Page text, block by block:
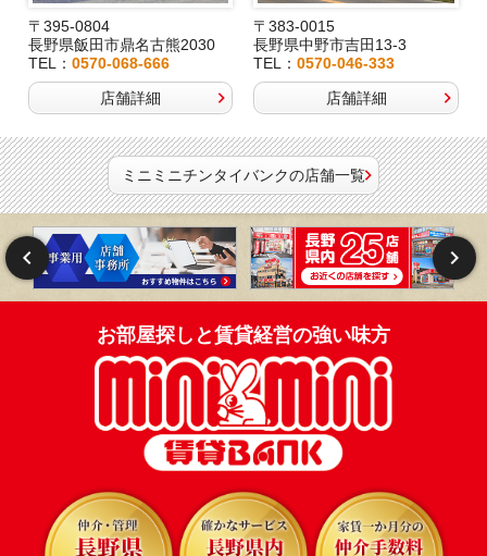
〒395-0804
長野県飯田市鼎名古熊2030
TEL：0570-068-666
店舗詳細
〒383-0015
長野県中野市吉田13-3
TEL：0570-046-333
店舗詳細
ミニミニチンタイバンクの店舗一覧
お部屋探しと賃貸経営の強い味方